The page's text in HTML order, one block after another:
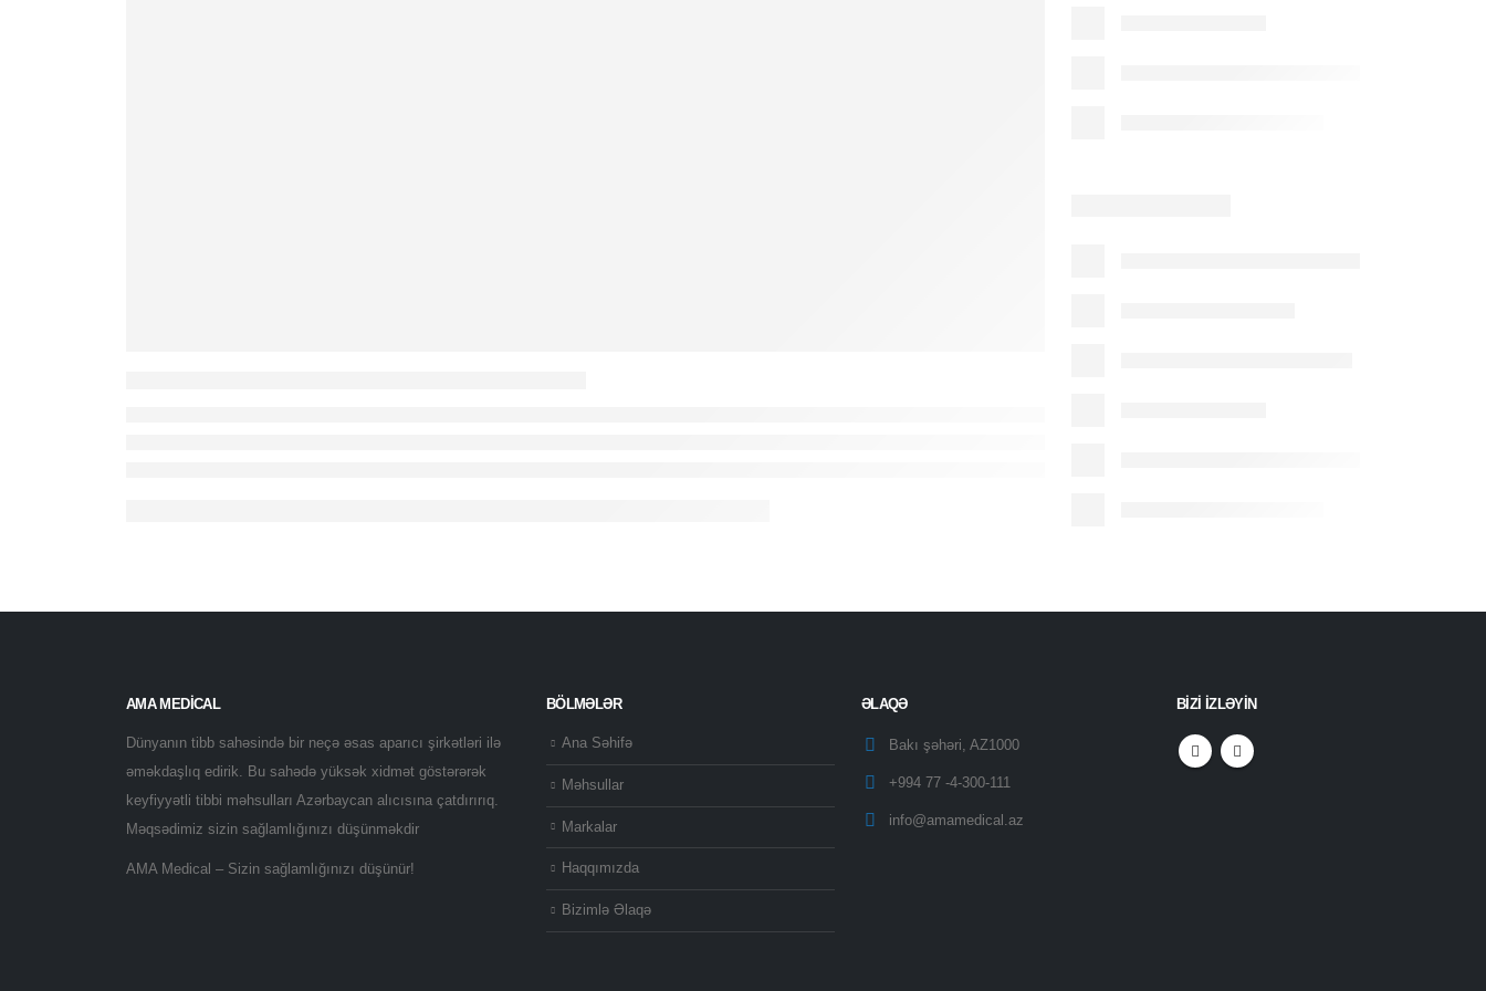
AMA MEDICAL
Dünyanın tibb sahəsində bir neçə əsas aparıcı şirkətləri ilə
əməkdaşlıq edirik. Bu sahədə yüksək xidmət göstərərək
keyfiyyətli tibbi məhsulları Azərbaycan alıcısına çatdırırıq.
Məqsədimiz sizin sağlamlığınızı düşünməkdir
AMA Medical – Sizin sağlamlığınızı düşünür!
BÖLMƏLƏR
Ana Səhifə
Məhsullar
Markalar
Haqqımızda
Bizimlə Əlaqə
ƏLAQƏ
Bakı şəhəri, AZ1000
+994 77 -4-300-111
info@amamedical.az
BİZİ İZLƏYİN